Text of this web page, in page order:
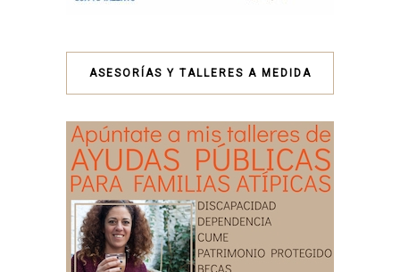
ASESORÍAS Y TALLERES A MEDIDA